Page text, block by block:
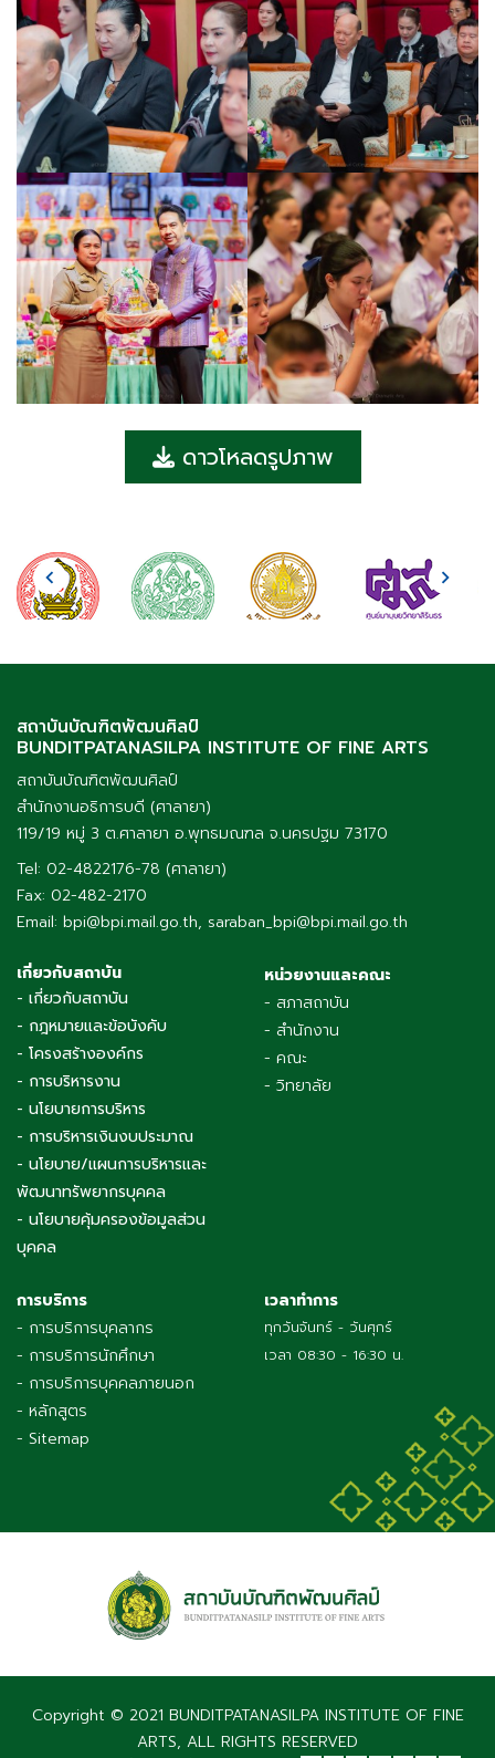
ดาวโหลดรูปภาพ
สถาบันบัณฑิตพัฒนศิลป์
BUNDITPATANASILPA INSTITUTE OF FINE ARTS
สถาบันบัณฑิตพัฒนศิลป์
สำนักงานอธิการบดี (ศาลายา)
119/19 หมู่ 3 ต.ศาลายา อ.พุทธมณฑล จ.นครปฐม 73170
Tel: 02-4822176-78 (ศาลายา)
Fax: 02-482-2170
Email: bpi@bpi.mail.go.th, saraban_bpi@bpi.mail.go.th
เกี่ยวกับสถาบัน
- เกี่ยวกับสถาบัน
- กฎหมายและข้อบังคับ
- โครงสร้างองค์กร
- การบริหารงาน
- นโยบายการบริหาร
- การบริหารเงินงบประมาณ
- นโยบาย/แผนการบริหารและ
พัฒนาทรัพยากรบุคคล
- นโยบายคุ้มครองข้อมูลส่วน
บุคคล
หน่วยงานและคณะ
- สภาสถาบัน
- สำนักงาน
- คณะ
- วิทยาลัย
การบริการ
- การบริการบุคลากร
- การบริการนักศึกษา
- การบริการบุคคลภายนอก
- หลักสูตร
- Sitemap
เวลาทำการ
ทุกวันจันทร์ - วันศุกร์
เวลา 08:30 - 16:30 น.
Copyright © 2021 BUNDITPATANASILPA INSTITUTE OF FINE
ARTS, ALL RIGHTS RESERVED